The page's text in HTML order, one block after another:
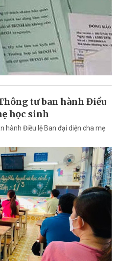
tư ban hành Điều
học sinh
hành Điều lệ Ban đại diện cha mẹ